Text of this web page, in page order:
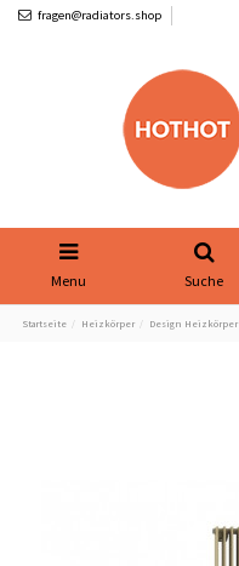
fragen@radiators.shop
Menu Suche
Startseite Heizkörper Design Heizkörper